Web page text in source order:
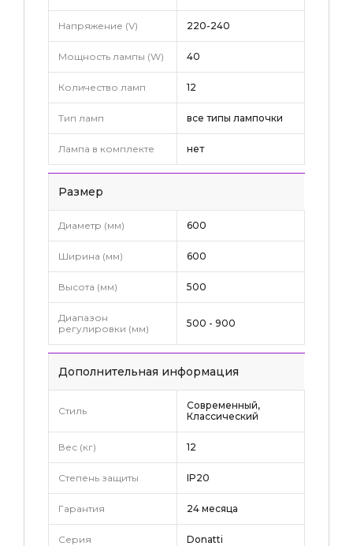
Напряжение (V) 220-240
Мощность лампы (W) 40
Количество ламп 12
Тип ламп все типы лампочки
Лампа в комплекте нет
Pазмер
Диаметр (мм) 600
Ширина (мм) 600
Высота (мм) 500
Диапазон
регулировки (мм)
500 - 900
Дополнительная информация
Стиль
Современный,
Классический
Вес (кг) 12
Степень защиты IP20
Гарантия 24 месяца
Серия Donatti